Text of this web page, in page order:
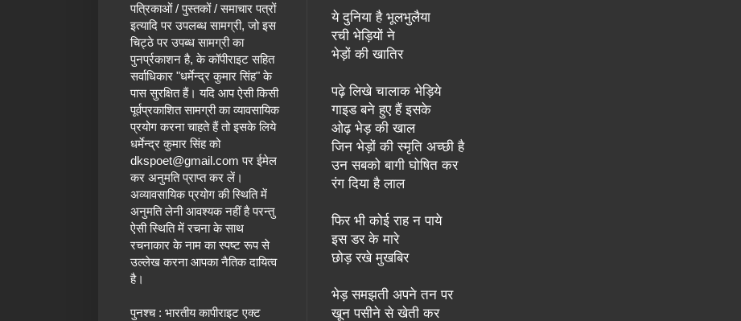
ये दुनिया है भूलभुलैया
रची भेड़ियों ने
भेड़ों की खातिर
पढ़े लिखे चालाक भेड़िये
गाइड बने हुए हैं इसके
ओढ़ भेड़ की खाल
जिन भेड़ों की स्मृति अच्छी है
उन सबको बागी घोषित कर
रंग दिया है लाल
फिर भी कोई राह न पाये
इस डर के मारे
छोड़ रखे मुखबिर
भेड़ समझती अपने तन पर
खून पसीने से खेती कर
पत्रिकाओं / पुस्तकों / समाचार पत्रों
इत्यादि पर उपलब्ध सामग्री, जो इस
चिट्ठे पर उपब्ध सामग्री का
पुनर्प्रकाशन है, के कॉपीराइट सहित
सर्वाधिकार "धर्मेन्द्र कुमार सिंह" के
पास सुरक्षित हैं।यदि आप ऐसी किसी
पूर्वप्रकाशित सामग्री का व्यावसायिक
प्रयोग करना चाहते हैं तो इसके लिये
धर्मेन्द्र कुमार सिंहको
dkspoet@gmail.com पर ईमेल
कर अनुमति प्राप्त कर लें।
अव्यावसायिक प्रयोग की स्थिति में
अनुमति लेनी आवश्यक नहीं है परन्तु
ऐसी स्थिति में रचना के साथ
रचनाकार के नाम का स्पष्ट रूप से
उल्लेख करना आपका नैतिक दायित्व
है।
पुनश्च : भारतीय कापीराइट एक्ट